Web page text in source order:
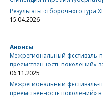
Результаты отборочного тура
15.04.2026
Анонсы
Межрегиональный фестиваль-
преемственность поколений»
06.11.2025
Межрегиональный фестиваль-
преемственность поколений»